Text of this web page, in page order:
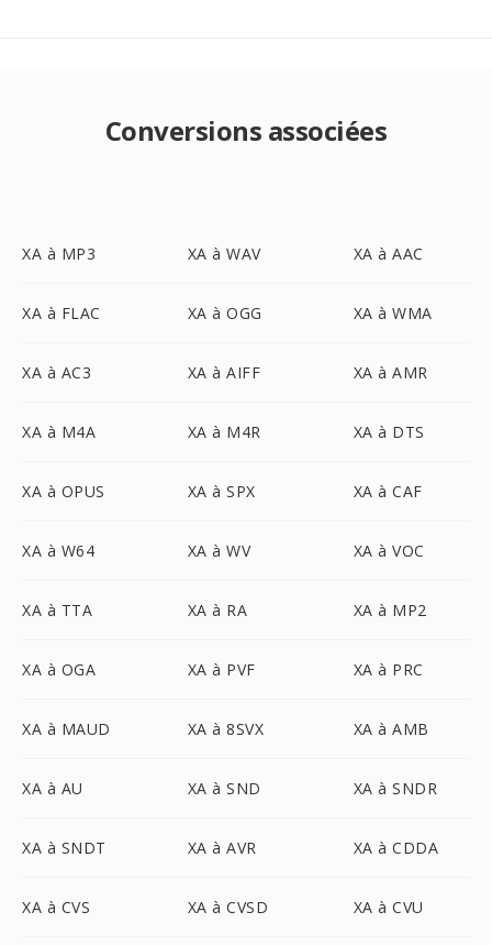
Conversions associées
XA à MP3 XA à WAV XA à AAC
XA à FLAC XA à OGG XA à WMA
XA à AC3 XA à AIFF XA à AMR
XA à M4A XA à M4R XA à DTS
XA à OPUS XA à SPX XA à CAF
XA à W64 XA à WV XA à VOC
XA à TTA XA à RA XA à MP2
XA à OGA XA à PVF XA à PRC
XA à MAUD XA à 8SVX XA à AMB
XA à AU XA à SND XA à SNDR
XA à SNDT XA à AVR XA à CDDA
XA à CVS XA à CVSD XA à CVU